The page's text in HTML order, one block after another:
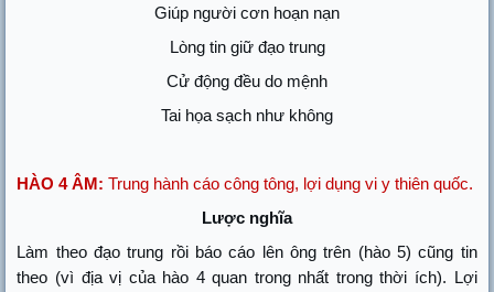
Giúp người cơn hoạn nạn
Lòng tin giữ đạo trung
Cử động đều do mệnh
Tai họa sạch như không
HÀO 4 ÂM:Trung hành cáo công tông, lợi dụng vi y thiên quốc.
Lược nghĩa
Làm theo đạo trung rồi báo cáo lên ông trên (hào 5) cũng tin
theo (vì địa vị của hào 4 quan trong nhất trong thời ích). Lợi